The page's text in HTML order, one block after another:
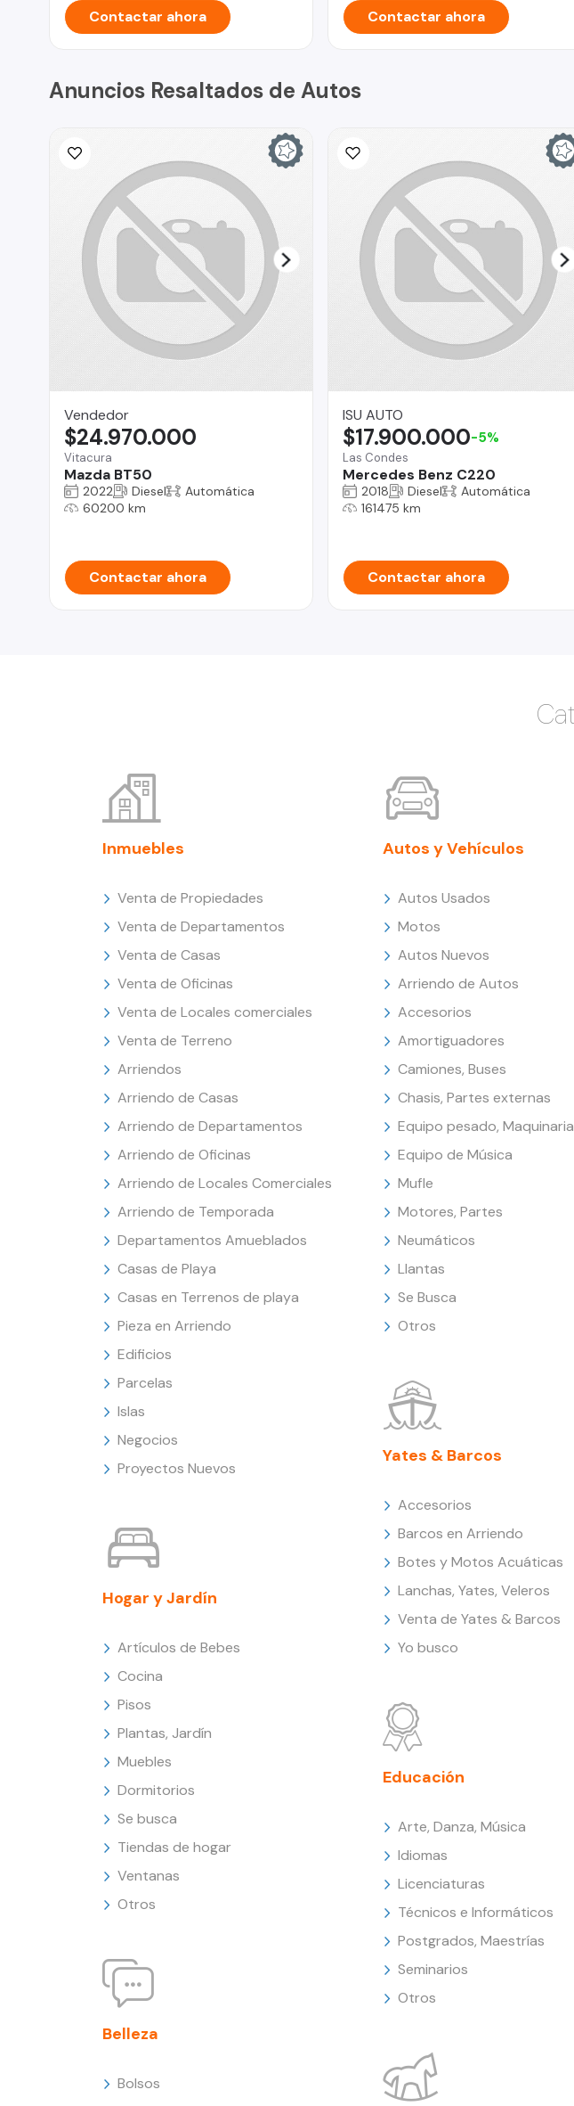
Contactar ahora Contactar ahora
Anuncios Resaltados de Autos
Vendedor
Vitacura
Mazda BT50
$24.970.000
2022 Diesel
Automática
60200 km
Contactar ahora
ISU AUTO
Las Condes
Mercedes Benz C220
$17.900.000-5%
2018 Diesel
Automática
161475 km
Contactar ahora
Inmuebles
Venta de Propiedades
Venta de Departamentos
Venta de Casas
Venta de Oficinas
Venta de Locales comerciales
Venta de Terreno
Arriendos
Arriendo de Casas
Arriendo de Departamentos
Arriendo de Oficinas
Arriendo de Locales Comerciales
Arriendo de Temporada
Departamentos Amueblados
Casas de Playa
Casas en Terrenos de playa
Pieza en Arriendo
Edificios
Parcelas
Islas
Negocios
Proyectos Nuevos
Hogar y Jardín
Artículos de Bebes
Cocina
Pisos
Plantas, Jardín
Muebles
Dormitorios
Se busca
Tiendas de hogar
Ventanas
Otros
Belleza
Bolsos
Autos y Vehículos
Autos Usados
Motos
Autos Nuevos
Arriendo de Autos
Accesorios
Amortiguadores
Camiones, Buses
Chasis, Partes externas
Equipo pesado, Maquinaria
Equipo de Música
Mufle
Motores, Partes
Neumáticos
Llantas
Se Busca
Otros
Yates & Barcos
Accesorios
Barcos en Arriendo
Botes y Motos Acuáticas
Lanchas, Yates, Veleros
Venta de Yates & Barcos
Yo busco
Educación
Arte, Danza, Música
Idiomas
Licenciaturas
Técnicos e Informáticos
Postgrados, Maestrías
Seminarios
Otros